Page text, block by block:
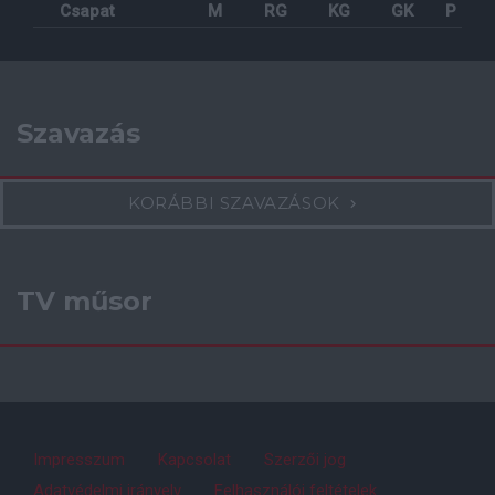
Csapat M RG KG GK P
Szavazás
KORÁBBI SZAVAZÁSOK
TV műsor
Impresszum Kapcsolat
Szerzői jog
Adatvédelmi irányelv
Felhasználói feltételek